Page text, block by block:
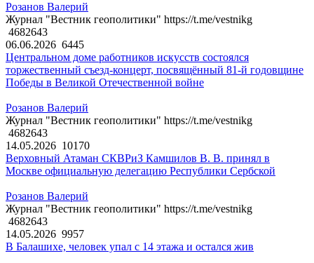
Розанов Валерий
Журнал "Вестник геополитики" https://t.me/vestnikg
4682643
06.06.2026 6445
Центральном доме работников искусств состоялся
торжественный съезд-концерт, посвящённый 81-й годовщине
Победы в Великой Отечественной войне
Розанов Валерий
Журнал "Вестник геополитики" https://t.me/vestnikg
4682643
14.05.2026 10170
Верховный Атаман СКВРиЗ Камшилов В. В. принял в
Москве официальную делегацию Республики Сербской
Розанов Валерий
Журнал "Вестник геополитики" https://t.me/vestnikg
4682643
14.05.2026 9957
В Балашихе, человек упал с 14 этажа и остался жив